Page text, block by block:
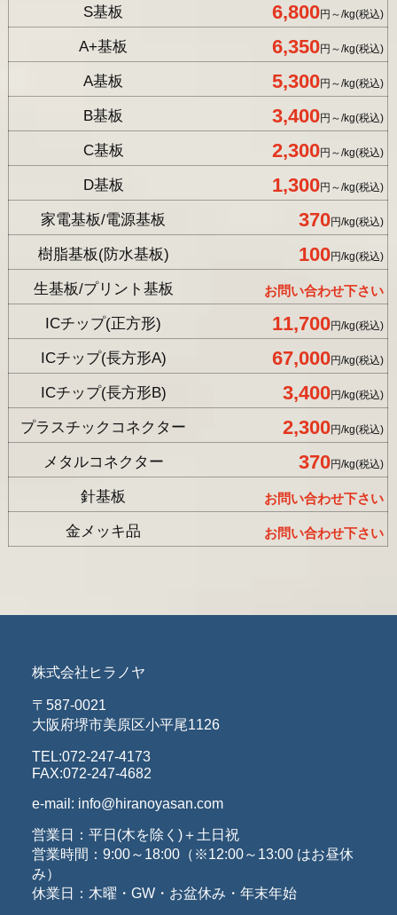
S基板 6,800円～/kg(税込)
A+基板 6,350円～/kg(税込)
A基板 5,300円～/kg(税込)
B基板 3,400円～/kg(税込)
C基板 2,300円～/kg(税込)
D基板 1,300円～/kg(税込)
家電基板/電源基板 370円/kg(税込)
樹脂基板(防水基板) 100円/kg(税込)
生基板/プリント基板 お問い合わせ下さい
ICチップ(正方形) 11,700円/kg(税込)
ICチップ(長方形A) 67,000円/kg(税込)
ICチップ(長方形B) 3,400円/kg(税込)
プラスチックコネクター 2,300円/kg(税込)
メタルコネクター 370円/kg(税込)
針基板 お問い合わせ下さい
金メッキ品 お問い合わせ下さい
株式会社ヒラノヤ
〒587-0021
大阪府堺市美原区小平尾1126
TEL:072-247-4173
FAX:072-247-4682
e-mail: info@hiranoyasan.com
営業日：平日(木を除く)＋土日祝
営業時間：9:00～18:00（※12:00～13:00 はお昼休
み）
休業日：木曜・GW・お盆休み・年末年始